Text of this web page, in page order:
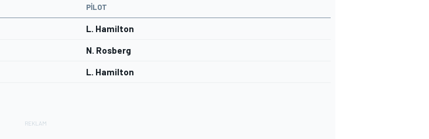
PILOT
L. Hamilton
N. Rosberg
L. Hamilton